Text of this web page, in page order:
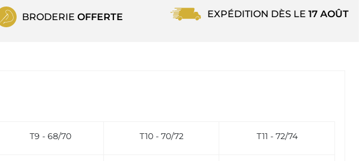
BRODERIE OFFERTE EXPÉDITION DÈS LE 17 AOÛT
T9 - 68/70 T10 - 70/72 T11 - 72/74